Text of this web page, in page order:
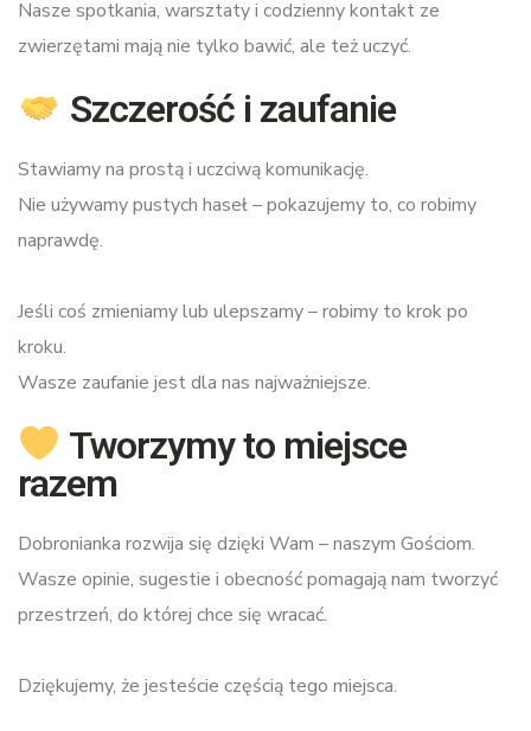
Nasze spotkania, warsztaty i codzienny kontakt ze
zwierzętami mają nie tylko bawić, ale też uczyć.
Szczerość i zaufanie
Stawiamy na prostą i uczciwą komunikację.
Nie używamy pustych haseł – pokazujemy to, co robimy
naprawdę.
Jeśli coś zmieniamy lub ulepszamy – robimy to krok po
kroku.
Wasze zaufanie jest dla nas najważniejsze.
Tworzymy to miejsce
razem
Dobronianka rozwija się dzięki Wam – naszym Gościom.
Wasze opinie, sugestie i obecność pomagają nam tworzyć
przestrzeń, do której chce się wracać.
Dziękujemy, że jesteście częścią tego miejsca.